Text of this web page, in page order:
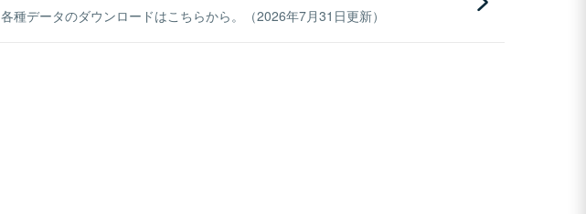
各種データのダウンロードはこちらから。（2026年7月31日更新）